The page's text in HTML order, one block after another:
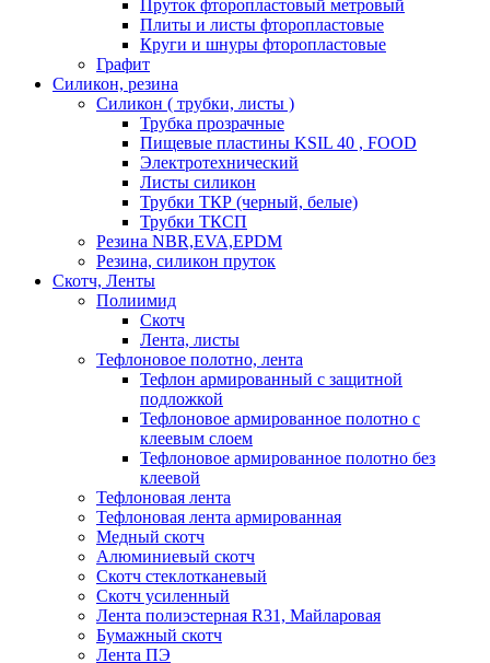
Пруток фторопластовый метровый
Плиты и листы фторопластовые
Круги и шнуры фторопластовые
Графит
Силикон, резина
Силикон ( трубки, листы )
Трубка прозрачные
Пищевые пластины KSIL 40 , FOOD
Электротехнический
Листы силикон
Трубки ТКР (черный, белые)
Трубки ТКСП
Резина NBR,EVA,EPDM
Резина, силикон пруток
Скотч, Ленты
Полиимид
Скотч
Лента, листы
Тефлоновое полотно, лента
Тефлон армированный с защитной
подложкой
Тефлоновое армированное полотно с
клеевым слоем
Тефлоновое армированное полотно без
клеевой
Тефлоновая лента
Тефлоновая лента армированная
Медный скотч
Алюминиевый скотч
Скотч стеклотканевый
Скотч усиленный
Лента полиэстерная R31, Майларовая
Бумажный скотч
Лента ПЭ